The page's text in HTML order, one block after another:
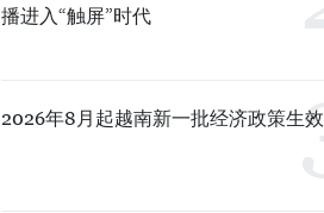
播进入“触屏”时代
2026年8月起越南新一批经济政策生效